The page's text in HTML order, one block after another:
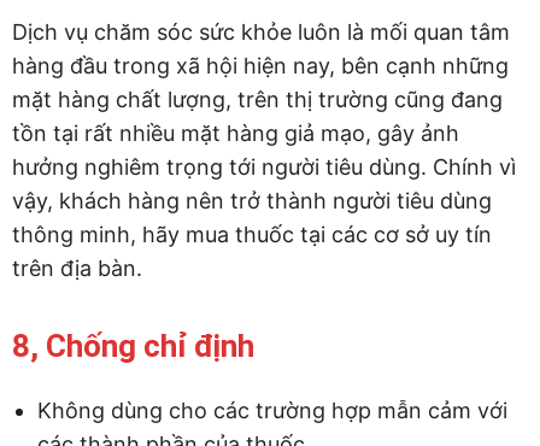
Dịch vụ chăm sóc sức khỏe luôn là mối quan tâm
hàng đầu trong xã hội hiện nay, bên cạnh những
mặt hàng chất lượng, trên thị trường cũng đang
tồn tại rất nhiều mặt hàng giả mạo, gây ảnh
hưởng nghiêm trọng tới người tiêu dùng. Chính vì
vậy, khách hàng nên trở thành người tiêu dùng
thông minh, hãy mua thuốc tại các cơ sở uy tín
trên địa bàn.
8, Chống chỉ định
Không dùng cho các trường hợp mẫn cảm với